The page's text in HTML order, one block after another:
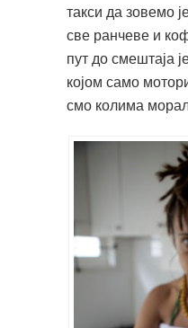
такси да зовемо
све ранчеве и
пут до смештаја
којом само
смо колима